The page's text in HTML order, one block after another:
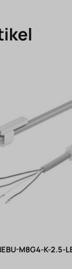
M8G4-K-2.5-